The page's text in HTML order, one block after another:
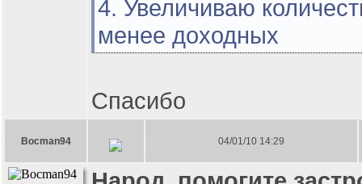
4. Увеличиваю
менее доходных
Спасибо
Bocman94 04/01/10 14:29